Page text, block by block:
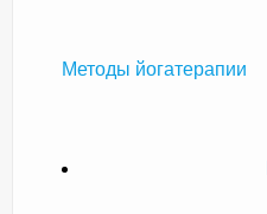
Методы йогатерапии